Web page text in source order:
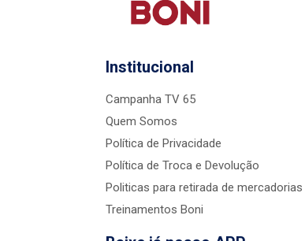
Institucional
Campanha TV 65
Quem Somos
Política de Privacidade
Política de Troca e Devolução
Politicas para retirada de mercadorias
Treinamentos Boni